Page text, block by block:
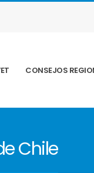
CONSEJOS
Chile